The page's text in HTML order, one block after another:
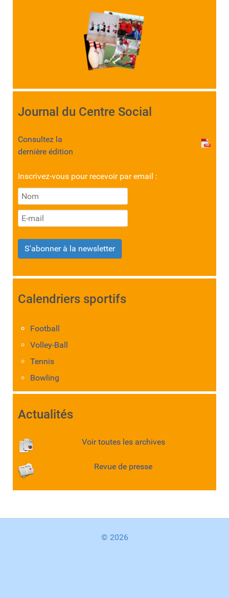
Journal du Centre Social
Consultez la
dernière édition
Inscrivez-vous pour recevoir par email :
S'abonner à la newsletter
Calendriers sportifs
Football
Volley-Ball
Tennis
Bowling
Actualités
Voir toutes les archives
Revue de presse
© 2026